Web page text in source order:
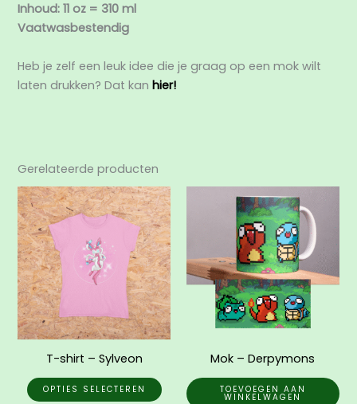
Inhoud: 11 oz = 310 ml
Vaatwasbestendig
Heb je zelf een leuk idee die je graag op een mok wilt
laten drukken? Dat kanhier!
Gerelateerde producten
T-shirt – Sylveon
OPTIES SELECTEREN
Dit
product
heeft
meerdere
variaties.
Deze
optie
kan
op
Mok – Derpymons
TOEVOEGEN AAN
WINKELWAGEN